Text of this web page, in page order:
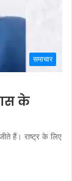
समाचार
के
हैं। राष्ट्र के लिए